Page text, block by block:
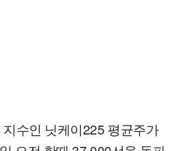
수인 닛케이225 평균주가